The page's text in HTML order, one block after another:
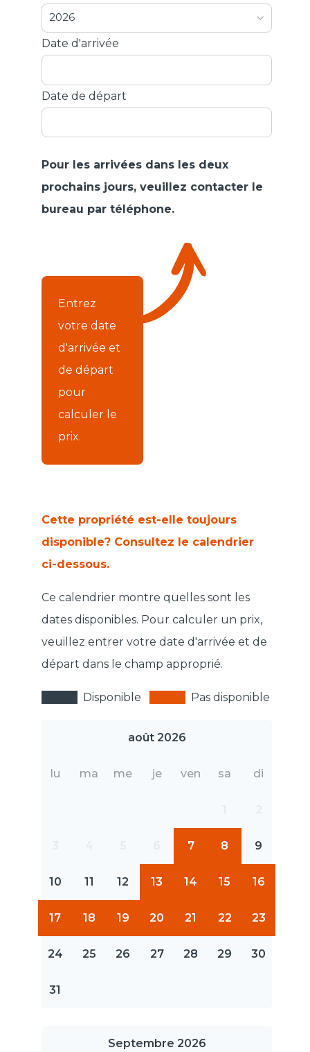
2026
Date d'arrivée
Date de départ
Pour les arrivées dans les deux
prochains jours, veuillez contacter le
bureau par téléphone.
Entrez
votre date
d'arrivée et
de départ
pour
calculer le
prix.
Cette propriété est-elle toujours
disponible? Consultez le calendrier
ci-dessous.
Ce calendrier montre quelles sont les
dates disponibles. Pour calculer un prix,
veuillez entrer votre date d'arrivée et de
départ dans le champ approprié.
Disponible Pas disponible
août 2026
lu ma me je ven sa di
7 8 9
10 11 12 13 14 15 16
17 18 19 20 21 22 23
24 25 26 27 28 29 30
31
Septembre 2026